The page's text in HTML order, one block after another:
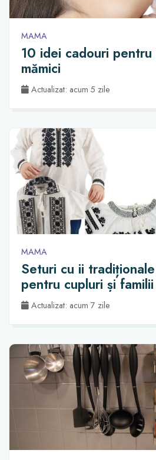
MAMA
10 idei cadouri
mămici
Actualizat: acum 5 zile
MAMA
Seturi cu ii
pentru cupluri și
Actualizat: acum 7 zile